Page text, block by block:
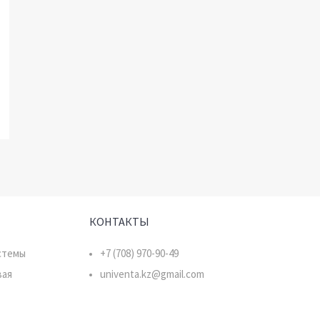
КОНТАКТЫ
+7 (708) 970-90-49
univenta.kz@gmail.com